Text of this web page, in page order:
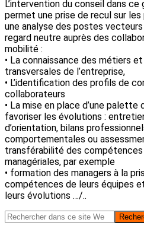
L’intervention du conseil dans
permet une prise de recul sur
une analyse des postes vecteurs
regard neutre auprès des
mobilité :
• La connaissance des métiers
transversales de l’entreprise,
• L’identification des profils de
collaborateurs
• La mise en place d’une palette
favoriser les évolutions :
d’orientation, bilans
comportementales ou
transférabilité des
managériales, par exemple
• formation des managers à la
compétences de leurs équipes
leurs évolutions …/..
Barre
Rechercher
dans